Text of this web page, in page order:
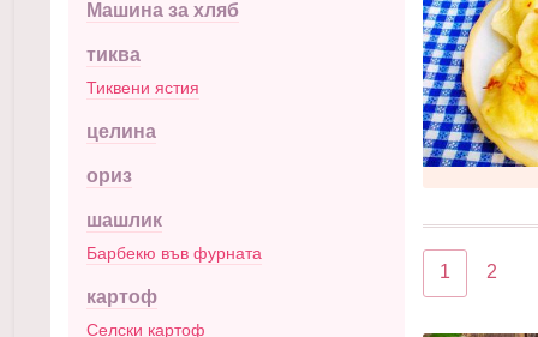
Машина за хляб
тиква
Тиквени ястия
целина
ориз
шашлик
Барбекю във фурната
картоф
Селски картоф
1 2